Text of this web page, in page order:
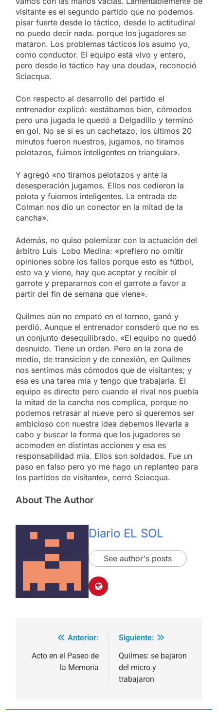
visitante es el segundo partido que no podemos
pisar fuerte desde lo táctico, desde lo actitudinal
no puedo decir nada. porque los jugadores se
mataron. Los problemas tácticos los asumo yo,
como conductor. El equipo está vivo y entero,
pero desde lo táctico hay una deuda», reconoció
Sciacqua.
Con respecto al desarrollo del partido el
entrenador explicó: «estábamos bien, cómodos
pero una jugada le quedó a Delgadillo y terminó
en gol. No se si es un cachetazo, los últimos 20
minutos fueron nuestros, jugamos, no tiramos
pelotazos, fuimos inteligentes en triangular».
Y agregó «no tiramos pelotazos y ante la
desesperación jugamos. Ellos nos cedieron la
pelota y fuiomos inteligentes. La entrada de
Colman nos dio un conector en la mitad de la
cancha».
Además, no quiso polemizar con la actuación del
árbitro Luis Lobo Medina: «prefiero no omitir
opiniones sobre los fallos porque esto es fútbol,
esto va y viene, hay que aceptar y recibir el
garrote y prepararnos con el garrote a favor a
partir del fin de semana que viene».
Quilmes aún no empató en el torneo, ganó y
perdió. Aunque el entrenador consderó que no es
un conjunto desequilibrado. «El equipo no quedó
desnuido. Tiene un orden. Pero en la zona de
medio, de transicion y de conexión, en Quilmes
nos sentimos más cómodos que de visitantes; y
esa es una tarea mía y tengo que trabajarla. El
equipo es directo pero cuando el rival nos puebla
la mitad de la cancha nos complica, porque no
podemos retrasar al nueve pero si queremos ser
ambicioso con nuestra idea debemos llevarla a
cabo y buscar la forma que los jugadores se
acomoden en distintas acciones y esa es
responsabilidad mia. Ellos son soldados. Fue un
paso en falso pero yo me hago un replanteo para
los partidos de visitante», cerró Sciacqua.
About The Author
Diario EL SOL
See author's posts
Navegación
de
Anterior:
Acto en el Paseo de
la Memoria
Siguiente:
Quilmes: se bajaron
del micro y
trabajaron